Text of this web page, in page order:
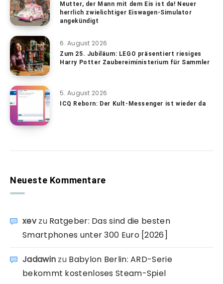
Mutter, der Mann mit dem Eis ist da! Neuer
herrlich zwielichtiger Eiswagen-Simulator
angekündigt
6. August 2026
Zum 25. Jubiläum: LEGO präsentiert riesiges
Harry Potter Zaubereiministerium für Sammler
5. August 2026
ICQ Reborn: Der Kult-Messenger ist wieder da
Neueste Kommentare
xevzu Ratgeber: Das sind die besten
Smartphones unter 300 Euro [2026]
Jadawin zu Babylon Berlin: ARD-Serie
bekommt kostenloses Steam-Spiel